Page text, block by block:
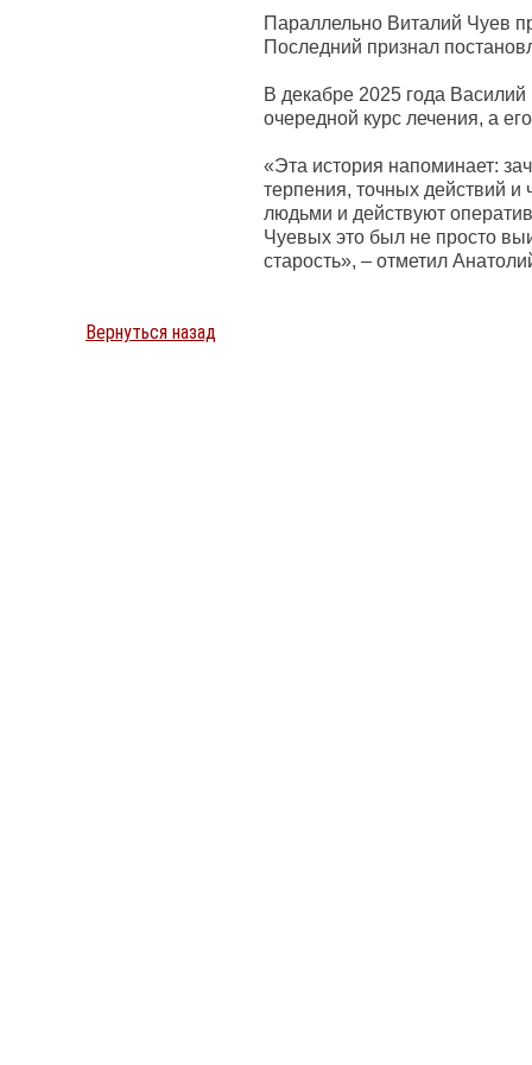
Параллельно Виталий Чуев
Последний признал
В декабре 2025 года
очередной курс лечения, а
«Эта история напоминает:
терпения, точных действий и
людьми и действуют
Чуевых это был не просто
старость», – отметил
Вернуться назад